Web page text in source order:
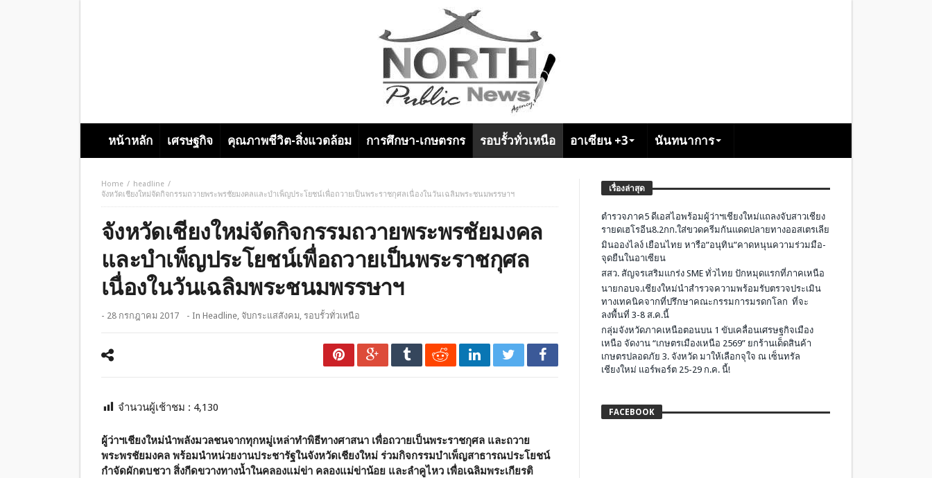
หน้าหลัก เศรษฐกิจ คุณภาพชีวิต-สิ่งแวดล้อม การศึกษา-เกษตรกร รอบรั้วทั่วเหนือ อาเซียน +3 นันทนาการ
Home
headline
จังหวัดเชียงใหม่จัดกิจกรรมถวายพระพรชัยมงคลและบำเพ็ญประโยชน์เพื่อถวายเป็นพระราชกุศลเนื่องในวันเฉลิมพระชนมพรรษาฯ
จังหวัดเชียงใหม่จัดกิจกรรมถวายพระพรชัยมงคล
และบำเพ็ญประโยชน์เพื่อถวายเป็นพระราชกุศล
เนื่องในวันเฉลิมพระชนมพรรษาฯ
- 28 กรกฎาคม 2017 - In Headline, จับกระแสสังคม, รอบรั้วทั่วเหนือ
จำนวนผู้เช้าชม : 4,130
ผู้ว่าฯเชียงใหม่นำพลังมวลชนจากทุกหมู่เหล่าทำพิธีทางศาสนา เพื่อถวายเป็นพระราชกุศล และถวาย
พระพรชัยมงคล พร้อมนำหน่วยงานประชารัฐในจังหวัดเชียงใหม่ ร่วมกิจกรรมบำเพ็ญสาธารณประโยชน์
กำจัดผักตบชวา สิ่งกีดขวางทางน้ำในคลองแม่ข่า คลองแม่ข่าน้อย และลำคูไหว เพื่อเฉลิมพระเกียรติ
เรื่องล่าสุด
ตำรวจภาค5 ดีเอสไอพร้อมผู้ว่าฯเชียงใหม่แถลงจับสาวเชียง
รายดเฮโรอีน8.2กก.ใส่ขวดครีมกันแดดปลายทางออสเตรเลีย
มินอองไลง์ เยือนไทย หารือ”อนุทิน”คาดหนุนความร่วมมือ-
จุดยืนในอาเซียน
สสว. สัญจรเสริมแกร่ง SME ทั่วไทย ปักหมุดแรกที่ภาคเหนือ
นายกอบจ.เชียงใหม่นำสำรวจความพร้อมรับตรวจประเมิน
ทางเทคนิคจากที่ปรึกษาคณะกรรมการมรดกโลก ที่จะ
ลงพื้นที่ 3-8 ส.ค.นี้
กลุ่มจังหวัดภาคเหนือตอนบน 1 ขับเคลื่อนเศรษฐกิจเมือง
เหนือ จัดงาน “เกษตรเมืองเหนือ 2569” ยกร้านเด็ดสินค้า
เกษตรปลอดภัย 3. จังหวัด มาให้เลือกจุใจ ณ เซ็นทรัล
เชียงใหม่ แอร์พอร์ต 25-29 ก.ค. นี้!
FACEBOOK